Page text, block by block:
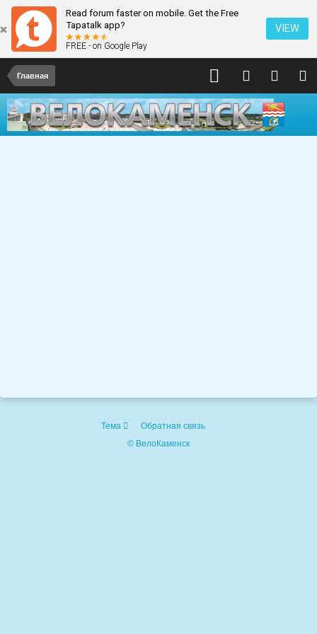
Read forum faster on mobile. Get the Free
Tapatalk app?
FREE - on Google Play
VIEW
Главная
Тема
Обратная связь
© ВелоКаменск